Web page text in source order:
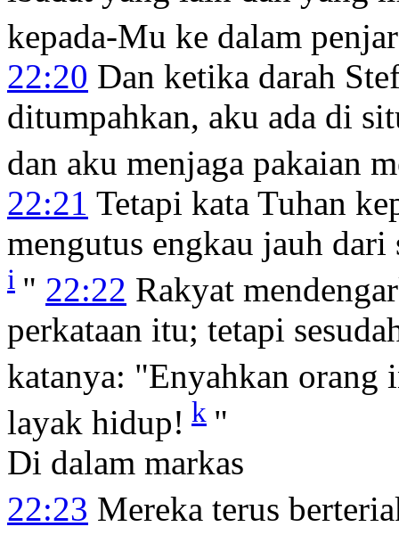
kepada-Mu ke dalam
22:20 Dan ketika darah
ditumpahkan, aku ada di
dan aku menjaga pakaian
22:21 Tetapi kata Tuhan
mengutus engkau jauh
i " 22:22 Rakyat
perkataan itu; tetapi
katanya: "Enyahkan
layak hidup! k "
Di dalam markas
22:23 Mereka terus